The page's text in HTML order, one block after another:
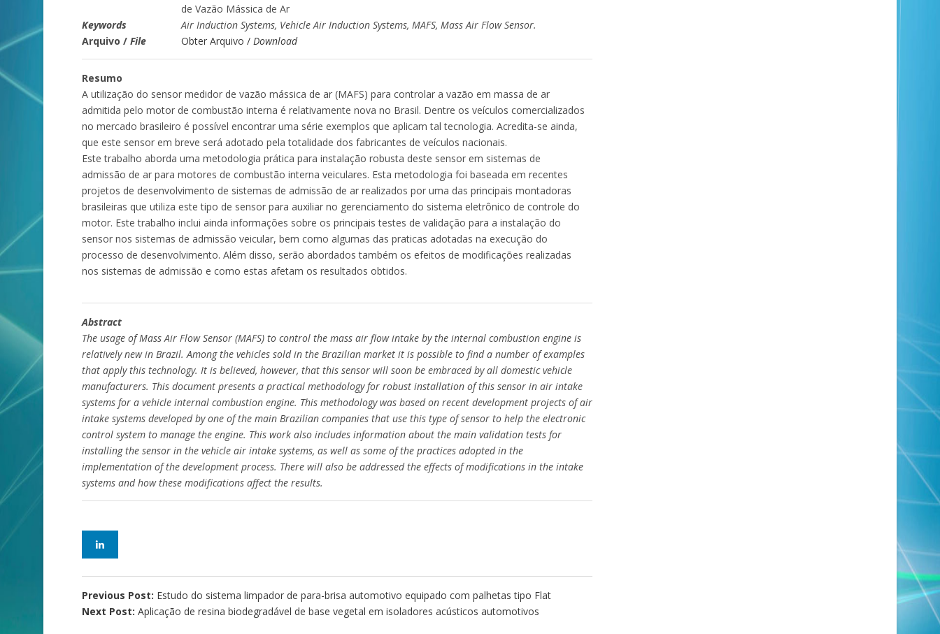
de Vazão Mássica de Ar
Keywords
Air Induction Systems, Vehicle Air Induction Systems, MAFS, Mass Air Flow Sensor.
Arquivo / File Obter Arquivo / Download
Resumo
A utilização do sensor medidor de vazão mássica de ar (MAFS) para controlar a vazão em massa de ar
admitida pelo motor de combustão interna é relativamente nova no Brasil. Dentre os veículos comercializados
no mercado brasileiro é possível encontrar uma série exemplos que aplicam tal tecnologia. Acredita-se ainda,
que este sensor em breve será adotado pela totalidade dos fabricantes de veículos nacionais.
Este trabalho aborda uma metodologia prática para instalação robusta deste sensor em sistemas de
admissão de ar para motores de combustão interna veiculares. Esta metodologia foi baseada em recentes
projetos de desenvolvimento de sistemas de admissão de ar realizados por uma das principais montadoras
brasileiras que utiliza este tipo de sensor para auxiliar no gerenciamento do sistema eletrônico de controle do
motor. Este trabalho inclui ainda informações sobre os principais testes de validação para a instalação do
sensor nos sistemas de admissão veicular, bem como algumas das praticas adotadas na execução do
processo de desenvolvimento. Além disso, serão abordados também os efeitos de modificações realizadas
nos sistemas de admissão e como estas afetam os resultados obtidos.
Abstract
The usage of Mass Air Flow Sensor (MAFS) to control the mass air flow intake by the internal combustion engine is
relatively new in Brazil. Among the vehicles sold in the Brazilian market it is possible to find a number of examples
that apply this technology. It is believed, however, that this sensor will soon be embraced by all domestic vehicle
manufacturers. This document presents a practical methodology for robust installation of this sensor in air intake
systems for a vehicle internal combustion engine. This methodology was based on recent development projects of air
intake systems developed by one of the main Brazilian companies that use this type of sensor to help the electronic
control system to manage the engine. This work also includes information about the main validation tests for
installing the sensor in the vehicle air intake systems, as well as some of the practices adopted in the
implementation of the development process. There will also be addressed the effects of modifications in the intake
systems and how these modifications affect the results.
Previous Post: Estudo do sistema limpador de para-brisa automotivo equipado com palhetas tipo Flat
Next Post: Aplicação de resina biodegradável de base vegetal em isoladores acústicos automotivos